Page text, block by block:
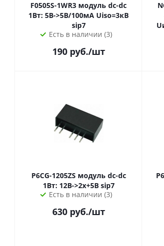
F0505S-1WR3 модуль dc-dc
1Вт: 5В->5В/100мА Uiso=3кВ
sip7
Есть в наличии (3)
190руб./шт
P6CG-1205ZS модуль dc-dc
1Вт: 12В->2х+5В sip7
Есть в наличии (3)
630руб./шт